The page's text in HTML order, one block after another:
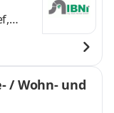
/ Wohn- und